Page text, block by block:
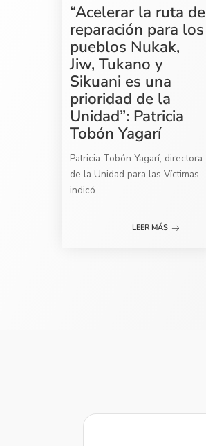
“Acelerar la ruta de
reparación para los
pueblos Nukak,
Jiw, Tukano y
Sikuani es una
prioridad de la
Unidad”: Patricia
Tobón Yagarí
Patricia Tobón Yagarí, directora
de la Unidad para las Víctimas,
indicó ...
LEER MÁS